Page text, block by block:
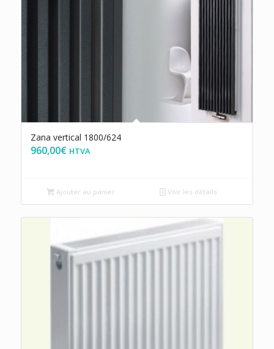
Zana vertical 1800/624
960,00€ HTVA
Ajouter au panier Voir les détails